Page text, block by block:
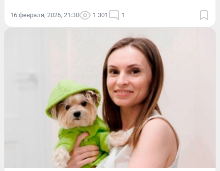
16 февраля, 2026, 21:30 1 301 1